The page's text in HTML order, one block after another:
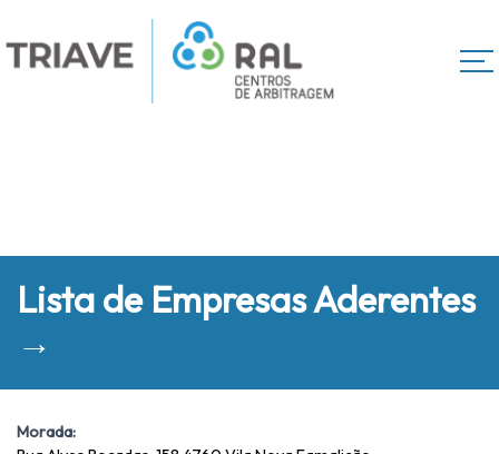
Lista de Empresas Aderentes
→
Morada: